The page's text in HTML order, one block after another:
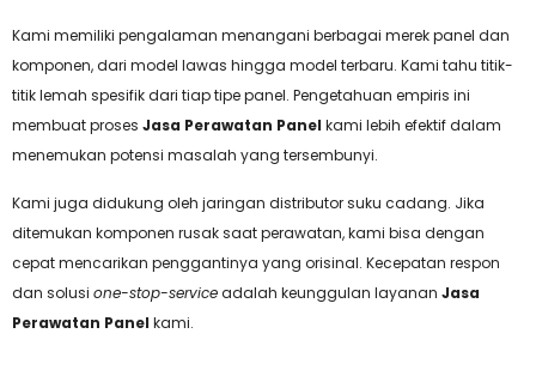
Kami memiliki pengalaman menangani berbagai merek panel dan
komponen, dari model lawas hingga model terbaru. Kami tahu titik-
titik lemah spesifik dari tiap tipe panel. Pengetahuan empiris ini
membuat proses Jasa Perawatan Panel kami lebih efektif dalam
menemukan potensi masalah yang tersembunyi.
Kami juga didukung oleh jaringan distributor suku cadang. Jika
ditemukan komponen rusak saat perawatan, kami bisa dengan
cepat mencarikan penggantinya yang orisinal. Kecepatan respon
dan solusi one-stop-serviceadalah keunggulan layanan Jasa
Perawatan Panel kami.